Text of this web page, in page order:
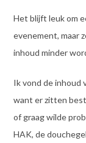
Het blijft leuk om
evenement, maar
inhoud minder
Ik vond de inhoud
want er zitten
of graag wilde
HAK, de